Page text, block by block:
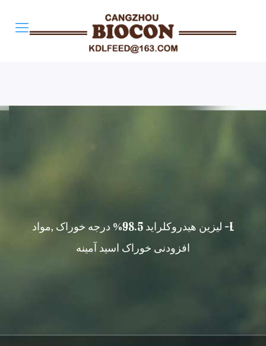
L- لیزین هیدروکلراید 98.5% درجه خوراک ,مواد
افزودنی خوراک اسید آمینه